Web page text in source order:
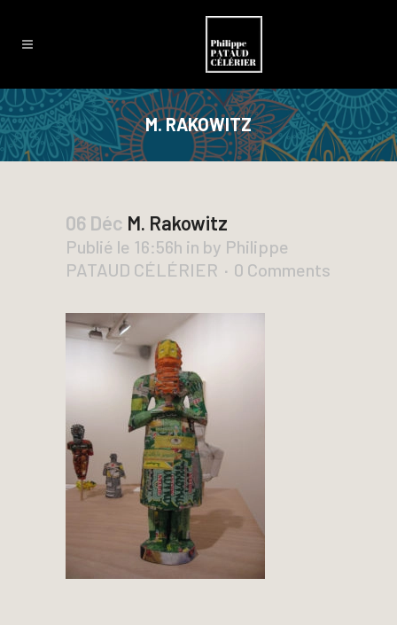
M. RAKOWITZ
06 Déc M. Rakowitz
Publié le 16:56h in by Philippe
PATAUD CÉLÉRIER
0 Comments